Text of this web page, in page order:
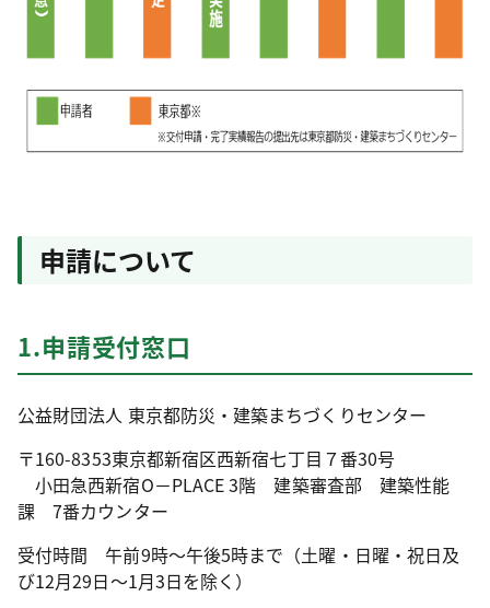
申請について
1.申請受付窓口
公益財団法人 東京都防災・建築まちづくりセンター
〒160-8353東京都新宿区西新宿七丁目７番30号
小田急西新宿O－PLACE 3階 建築審査部 建築性能
課 7番カウンター
受付時間 午前9時～午後5時まで（土曜・日曜・祝日及
び12月29日～1月3日を除く）